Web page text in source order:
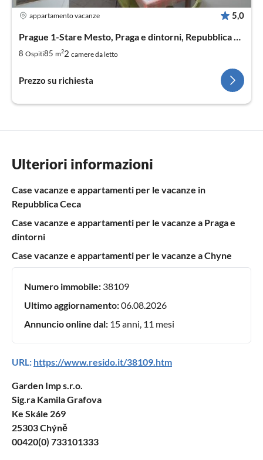
appartamento vacanze 5,0
Prague 1-Stare Mesto, Praga e dintorni, Repubblica Ceca
8 Ospiti85 m22 camere da letto
Prezzo su richiesta
Ulteriori informazioni
Case vacanze e appartamenti per le vacanze in
Repubblica Ceca
Case vacanze e appartamenti per le vacanze a Praga e
dintorni
Case vacanze e appartamenti per le vacanze a Chyne
Numero immobile: 38109
Ultimo aggiornamento:06.08.2026
Annuncio online dal: 15 anni, 11 mesi
URL: https://www.resido.it/38109.htm
Garden Imp s.r.o.
Sig.ra Kamila Grafova
Ke Skále 269
25303 Chýně
00420(0) 733101333